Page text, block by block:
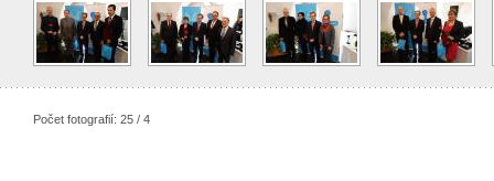
Počet fotografií: 25 / 4